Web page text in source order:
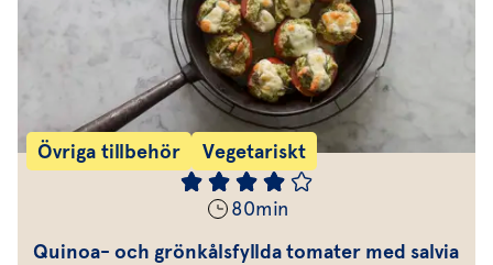
Övriga tillbehör Vegetariskt
80min
Quinoa- och grönkålsfyllda tomater med salvia